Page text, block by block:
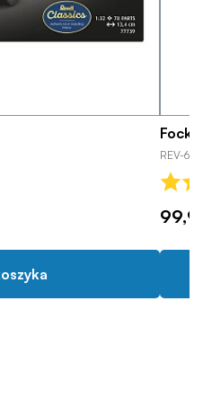
REV-